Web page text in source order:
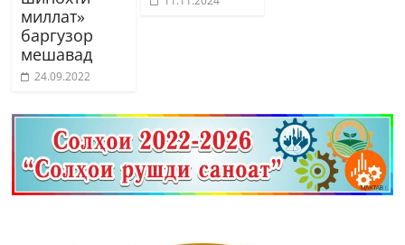
миллат»
баргузор
мешавад
24.09.2022